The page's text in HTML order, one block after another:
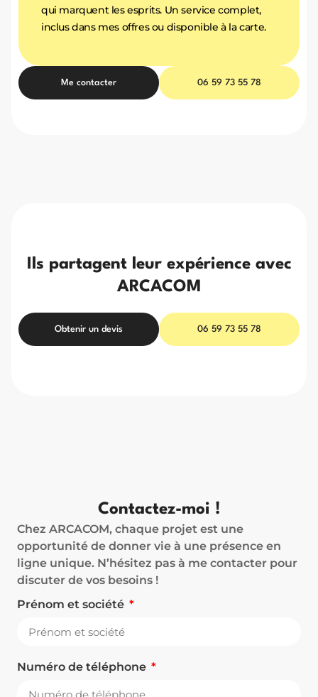
qui marquent les esprits. Un service complet,
inclus dans mes offres ou disponible à la carte.
Me contacter 06 59 73 55 78
Ils partagent leur expérience avec
ARCACOM
Obtenir un devis 06 59 73 55 78
Contactez-moi !
Chez ARCACOM, chaque projet est une
opportunité de donner vie à une présence en
ligne unique. N’hésitez pas à me contacter pour
discuter de vos besoins !
Prénom et société
Numéro de téléphone